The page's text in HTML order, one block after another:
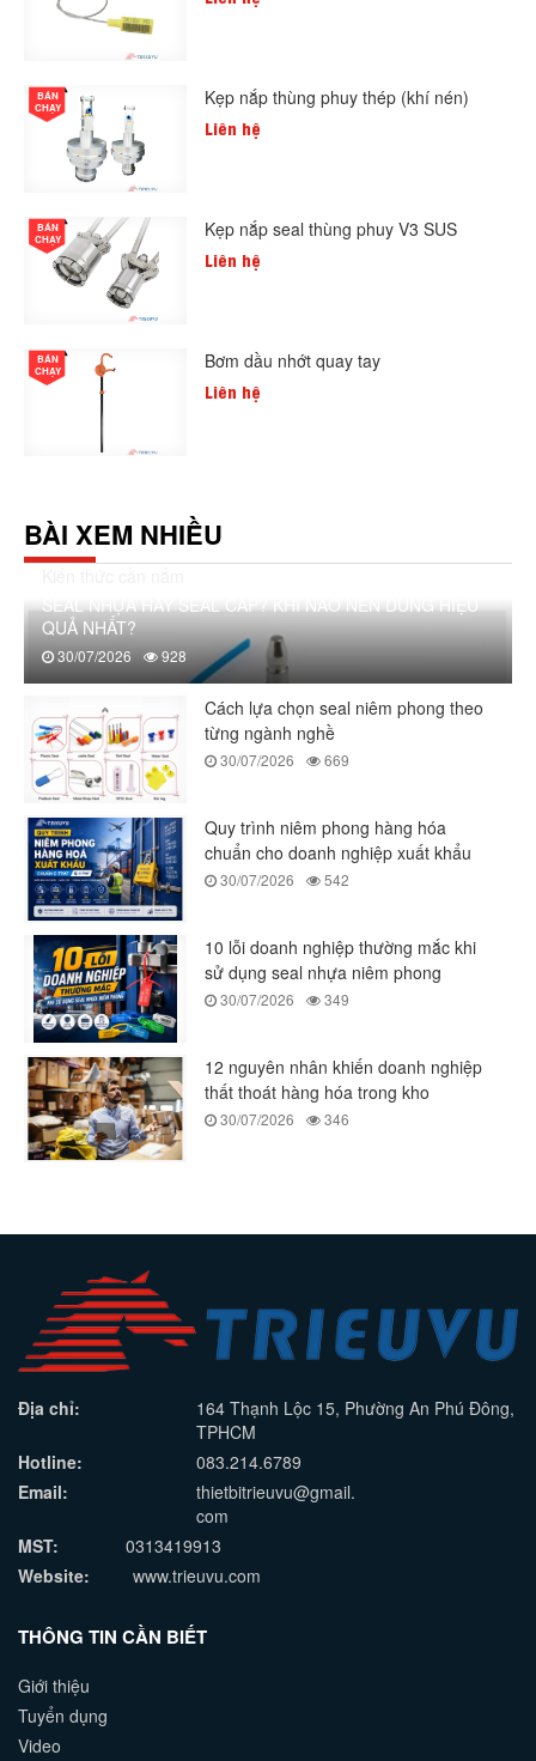
BÁN
CHẠY
Kẹp nắp thùng phuy thép (khí nén)
Liên hệ
BÁN
CHẠY
Kẹp nắp seal thùng phuy V3 SUS
Liên hệ
BÁN
CHẠY
Bơm dầu nhớt quay tay
Liên hệ
BÀI XEM NHIỀU
SEAL NHỰA HAY SEAL CÁP? KHI NÀO NÊN DÙNG HIỆU
QUẢ NHẤT?
30/07/2026 928
Cách lựa chọn seal niêm phong theo
từng ngành nghề
30/07/2026 669
Quy trình niêm phong hàng hóa
chuẩn cho doanh nghiệp xuất khẩu
30/07/2026 542
10 lỗi doanh nghiệp thường mắc khi
sử dụng seal nhựa niêm phong
30/07/2026 349
12 nguyên nhân khiến doanh nghiệp
thất thoát hàng hóa trong kho
30/07/2026 346
Địa chỉ:
164 Thạnh Lộc 15, Phường An Phú Đông,
TPHCM
Hotline:
083.214.6789
Email:
thietbitrieuvu@gmail.
com
MST: 0313419913
Website: www.trieuvu.com
THÔNG TIN CẦN BIẾT
Giới thiệu
Tuyển dụng
Video